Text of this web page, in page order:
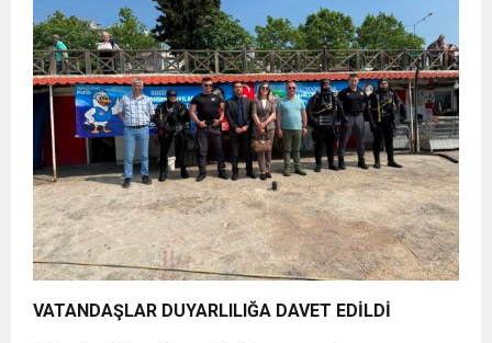
VATANDAŞLAR DUYARLILIĞA DAVET EDİLDİ